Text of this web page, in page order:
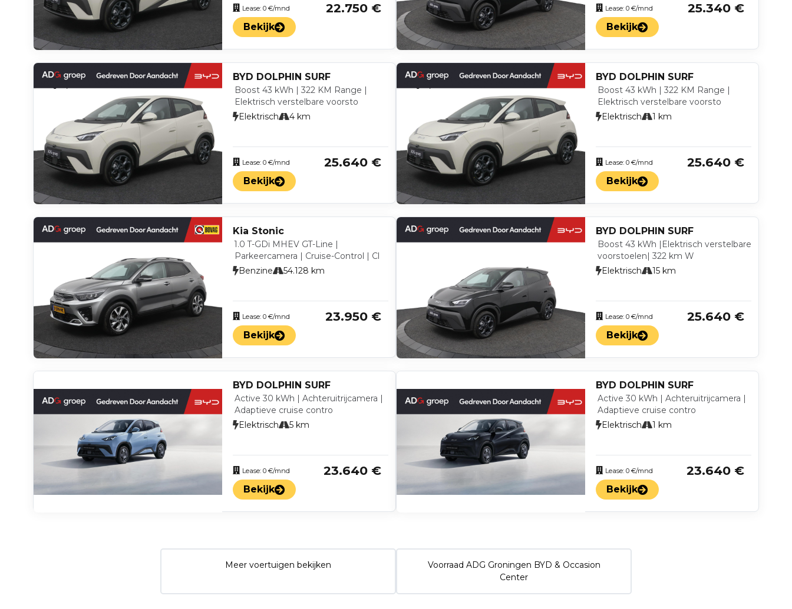
Lease: 0 €/mnd 22.750 €
Bekijk
BYD DOLPHIN SURF
Boost 43 kWh | 322 KM Range |
Elektrisch verstelbare voorsto
Elektrisch 4 km
Lease: 0 €/mnd 25.640 €
Bekijk
Kia Stonic
1.0 T-GDi MHEV GT-Line |
Parkeercamera | Cruise-Control | Cl
Benzine 54.128 km
Lease: 0 €/mnd 23.950 €
Bekijk
BYD DOLPHIN SURF
Active 30 kWh | Achteruitrijcamera |
Adaptieve cruise contro
Elektrisch 5 km
Lease: 0 €/mnd 23.640 €
Bekijk
Lease: 0 €/mnd 25.340 €
Bekijk
BYD DOLPHIN SURF
Boost 43 kWh | 322 KM Range |
Elektrisch verstelbare voorsto
Elektrisch 1 km
Lease: 0 €/mnd 25.640 €
Bekijk
BYD DOLPHIN SURF
Boost 43 kWh |Elektrisch verstelbare
voorstoelen​| 322 km W
Elektrisch 15 km
Lease: 0 €/mnd 25.640 €
Bekijk
BYD DOLPHIN SURF
Active 30 kWh | Achteruitrijcamera |
Adaptieve cruise contro
Elektrisch 1 km
Lease: 0 €/mnd 23.640 €
Bekijk
Meer voertuigen bekijken
Voorraad ADG Groningen BYD & Occasion
Center